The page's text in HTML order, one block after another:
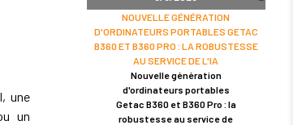
une
un
NOUVELLE GÉNÉRATION
D'ORDINATEURS PORTABLES GETAC
B360 ET B360 PRO : LA ROBUSTESSE
AU SERVICE DE L'IA
Nouvelle génération
d'ordinateurs portables
Getac B360 et B360 Pro : la
robustesse au service de